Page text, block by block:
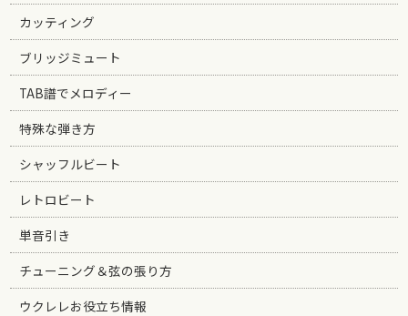
カッティング
ブリッジミュート
TAB譜でメロディー
特殊な弾き方
シャッフルビート
レトロビート
単音引き
チューニング＆弦の張り方
ウクレレお役立ち情報